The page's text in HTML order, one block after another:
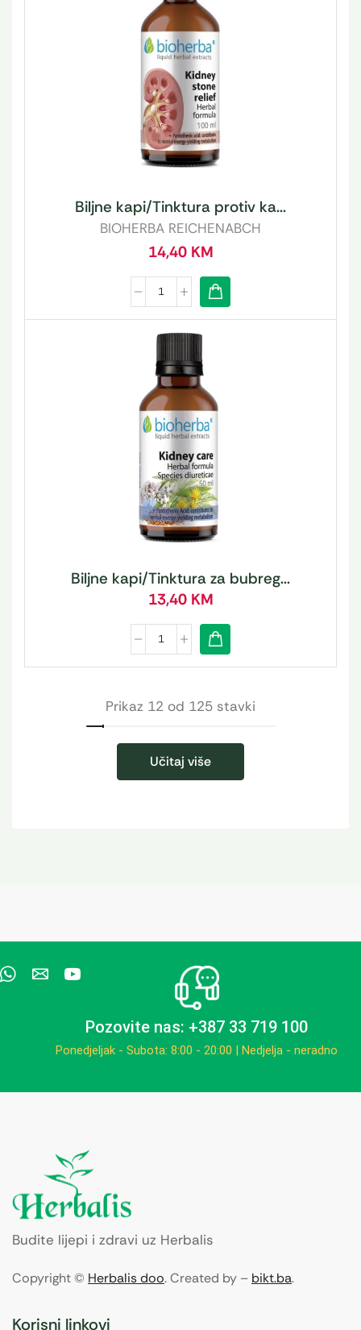
Biljne kapi/Tinktura protiv ka...
BIOHERBA REICHENABCH
14,40 KM
Biljne kapi/Tinktura za bubreg...
13,40 KM
Prikaz 12 od 125 stavki
Učitaj više
Pozovite nas: +387 33 719 100
Ponedjeljak - Subota: 8:00 - 20:00 | Nedjelja - neradno
Budite lijepi i zdravi uz Herbalis
Copyright © Herbalis doo. Created by – bikt.ba.
Korisni linkovi